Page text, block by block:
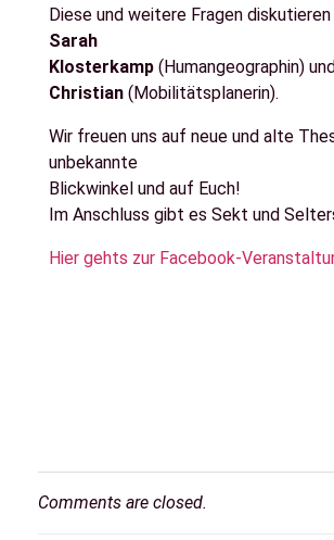
Diese und weitere Fragen
Sarah
Klosterkamp (Humangeographin)
Christian (Mobilitätsplanerin).
Wir freuen uns auf neue und alte
unbekannte
Blickwinkel und auf Euch!
Im Anschluss gibt es Sekt und
Hier gehts zur Facebook-
Comments are closed.